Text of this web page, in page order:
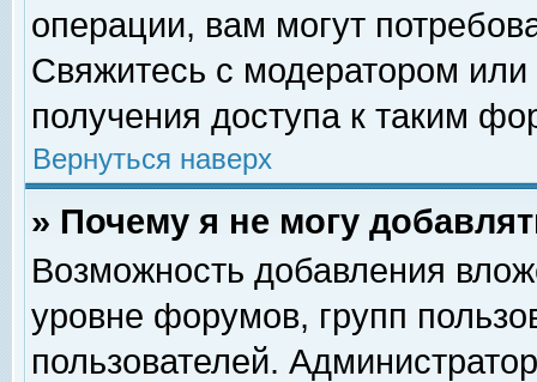
операции, вам могут
Свяжитесь с модератором
получения доступа к таким
Вернуться наверх
» Почему я не могу
Возможность добавления
уровне форумов, групп
пользователей.